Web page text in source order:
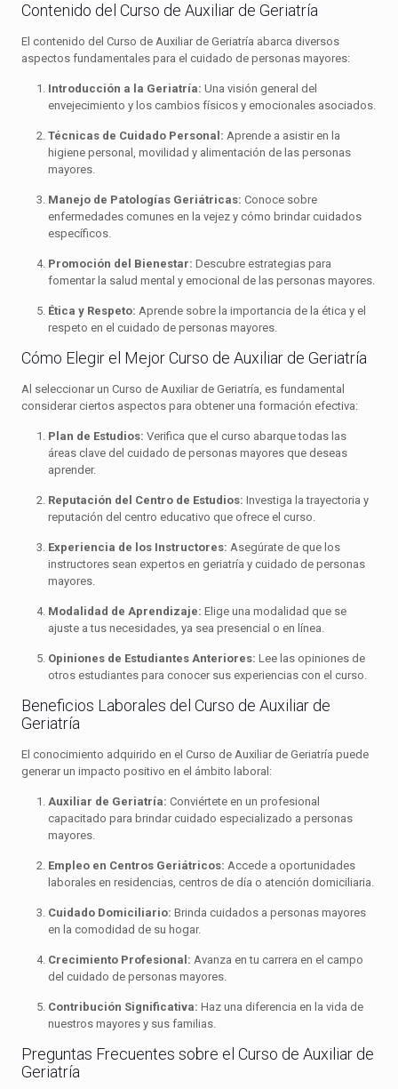
Contenido del Curso de Auxiliar de Geriatría
El contenido del Curso de Auxiliar de Geriatría abarca diversos
aspectos fundamentales para el cuidado de personas mayores:
Introducción a la Geriatría: Una visión general del
envejecimiento y los cambios físicos y emocionales asociados.
Técnicas de Cuidado Personal: Aprende a asistir en la
higiene personal, movilidad y alimentación de las personas
mayores.
Manejo de Patologías Geriátricas: Conoce sobre
enfermedades comunes en la vejez y cómo brindar cuidados
específicos.
Promoción del Bienestar: Descubre estrategias para
fomentar la salud mental y emocional de las personas mayores.
Ética y Respeto: Aprende sobre la importancia de la ética y el
respeto en el cuidado de personas mayores.
Cómo Elegir el Mejor Curso de Auxiliar de Geriatría
Al seleccionar un Curso de Auxiliar de Geriatría, es fundamental
considerar ciertos aspectos para obtener una formación efectiva:
Plan de Estudios: Verifica que el curso abarque todas las
áreas clave del cuidado de personas mayores que deseas
aprender.
Reputación del Centro de Estudios: Investiga la trayectoria y
reputación del centro educativo que ofrece el curso.
Experiencia de los Instructores: Asegúrate de que los
instructores sean expertos en geriatría y cuidado de personas
mayores.
Modalidad de Aprendizaje: Elige una modalidad que se
ajuste a tus necesidades, ya sea presencial o en línea.
Opiniones de Estudiantes Anteriores: Lee las opiniones de
otros estudiantes para conocer sus experiencias con el curso.
Beneficios Laborales del Curso de Auxiliar de
Geriatría
El conocimiento adquirido en el Curso de Auxiliar de Geriatría puede
generar un impacto positivo en el ámbito laboral:
Auxiliar de Geriatría: Conviértete en un profesional
capacitado para brindar cuidado especializado a personas
mayores.
Empleo en Centros Geriátricos: Accede a oportunidades
laborales en residencias, centros de día o atención domiciliaria.
Cuidado Domiciliario: Brinda cuidados a personas mayores
en la comodidad de su hogar.
Crecimiento Profesional: Avanza en tu carrera en el campo
del cuidado de personas mayores.
Contribución Significativa: Haz una diferencia en la vida de
nuestros mayores y sus familias.
Preguntas Frecuentes sobre el Curso de Auxiliar de
Geriatría